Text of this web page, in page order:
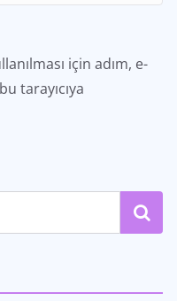
için adım, e-
tarayıcıya
Ara